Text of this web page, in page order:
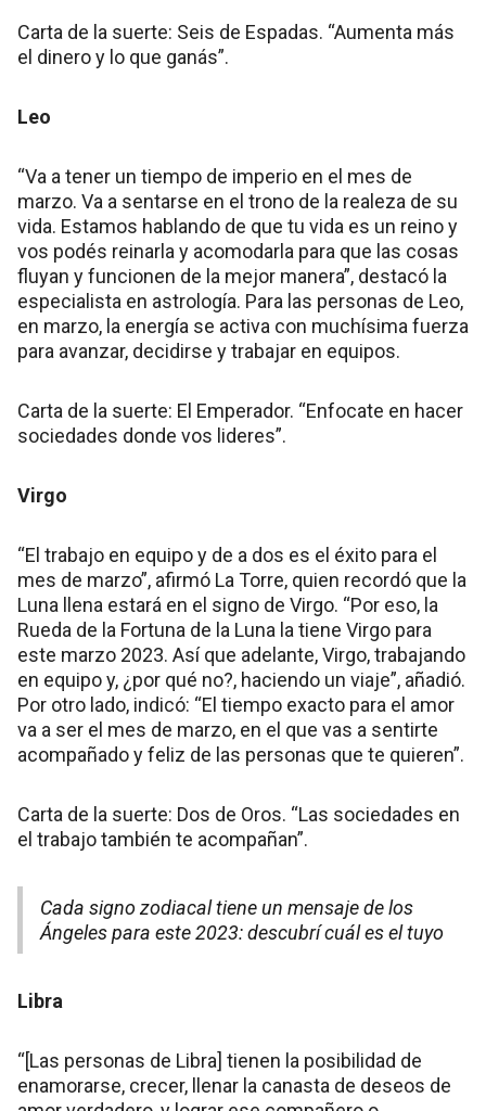
Carta de la suerte: Seis de Espadas. “Aumenta más
el dinero y lo que ganás”.
Leo
“Va a tener un tiempo de imperio en el mes de
marzo. Va a sentarse en el trono de la realeza de su
vida. Estamos hablando de que tu vida es un reino y
vos podés reinarla y acomodarla para que las cosas
fluyan y funcionen de la mejor manera”, destacó la
especialista en astrología. Para las personas de Leo,
en marzo, la energía se activa con muchísima fuerza
para avanzar, decidirse y trabajar en equipos.
Carta de la suerte: El Emperador. “Enfocate en hacer
sociedades donde vos lideres”.
Virgo
“El trabajo en equipo y de a dos es el éxito para el
mes de marzo”, afirmó La Torre, quien recordó que la
Luna llena estará en el signo de Virgo. “Por eso, la
Rueda de la Fortuna de la Luna la tiene Virgo para
este marzo 2023. Así que adelante, Virgo, trabajando
en equipo y, ¿por qué no?, haciendo un viaje”, añadió.
Por otro lado, indicó: “El tiempo exacto para el amor
va a ser el mes de marzo, en el que vas a sentirte
acompañado y feliz de las personas que te quieren”.
Carta de la suerte: Dos de Oros. “Las sociedades en
el trabajo también te acompañan”.
Cada signo zodiacal tiene un mensaje de los
Ángeles para este 2023: descubrí cuál es el tuyo
Libra
“[Las personas de Libra] tienen la posibilidad de
enamorarse, crecer, llenar la canasta de deseos de